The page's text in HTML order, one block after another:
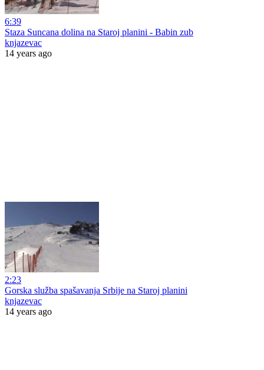
6:39
Staza Suncana dolina na Staroj planini - Babin zub
knjazevac
14 years ago
2:23
Gorska služba spašavanja Srbije na Staroj planini
knjazevac
14 years ago